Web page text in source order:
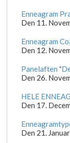
Enneagram
Den 11.
Enneagram
Den 12.
Panelaften
Den 26.
HELE
Den 17.
Den 21.